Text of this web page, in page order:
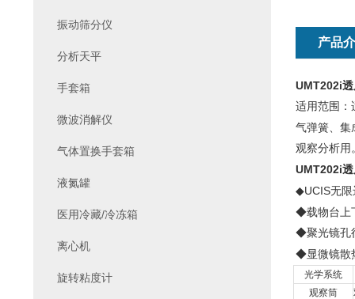
产品
UMT202i
适用范围：
气弹簧、集
观察分析用
UMT202i
◆UCIS无限
◆载物台上
◆聚光镜孔
◆显微镜散
光学系统
观察筒
振动筛分仪
分析天平
手套箱
微波消解仪
气体置换手套箱
液氮罐
医用冷藏/冷冻箱
离心机
旋转粘度计